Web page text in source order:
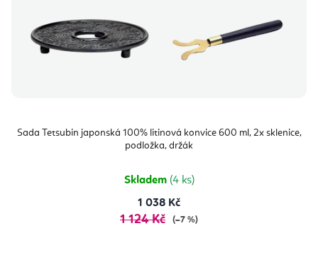
Sada Tetsubin japonská 100% litinová konvice 600 ml, 2x sklenice,
podložka, držák
Skladem (4 ks)
1 038 Kč
1 124 Kč (–7 %)